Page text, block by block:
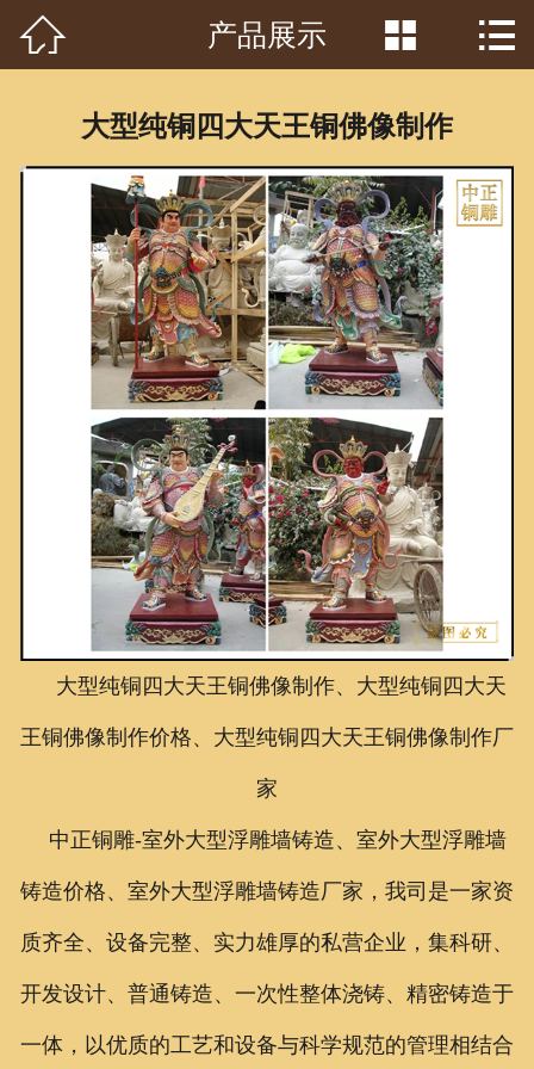
首页
产品中心
客户见证
常识问答
新闻资讯
荣誉资质
泥塑鉴赏
联系我们
 产品展示  
大型纯铜四大天王铜佛像制作
大型纯铜四大天王铜佛像制作、大型纯铜四大天
王铜佛像制作价格、大型纯铜四大天王铜佛像制作厂
家
中正铜雕-室外大型浮雕墙铸造、室外大型浮雕墙
铸造价格、室外大型浮雕墙铸造厂家 ，我司是一家资
质齐全、设备完整、实力雄厚的私营企业，集科研、
开发设计、普通铸造、一次性整体浇铸、精密铸造于
一体，以优质的工艺和设备与科学规范的管理相结合